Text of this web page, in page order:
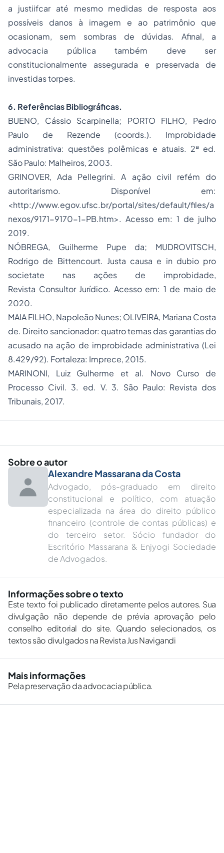
a justiifcar até mesmo medidas de resposta aos
possíveis danos à imagem e ao patrimônio que
ocasionam, sem sombras de dúvidas. Afinal, a
advocacia pública também deve ser
constitucionalmente assegurada e preservada de
investidas torpes.
6. Referências Bibliográficas.
BUENO, Cássio Scarpinella; PORTO FILHO, Pedro
Paulo de Rezende (coords.). Improbidade
administrativa: questões polêmicas e atuais. 2ª ed.
São Paulo: Malheiros, 2003.
GRINOVER, Ada Pellegrini. A ação civil refém do
autoritarismo. Disponível em:
<http://www.egov.ufsc.br/portal/sites/default/files/a
nexos/9171-9170-1-PB.htm>. Acesso em: 1 de julho
2019.
NÓBREGA, Guilherme Pupe da; MUDROVITSCH,
Rodrigo de Bittencourt. Justa causa e in dubio pro
societate nas ações de improbidade,
Revista Consultor Jurídico. Acesso em: 1 de maio de
2020.
MAIA FILHO, Napoleão Nunes; OLIVEIRA, Mariana Costa
de. Direito sancionador: quatro temas das garantias do
acusado na ação de improbidade administrativa (Lei
8.429/92). Fortaleza: Imprece, 2015.
MARINONI, Luiz Gulherme et al. Novo Curso de
Processo Civil. 3. ed. V. 3. São Paulo: Revista dos
Tribunais, 2017.
Sobre o autor
Alexandre Massarana da Costa
Advogado, pós-graduado em direito
constitucional e político, com atuação
especializada na área do direito público
financeiro (controle de contas públicas) e
do terceiro setor. Sócio fundador do
Escritório Massarana & Enjyogi Sociedade
de Advogados.
Informações sobre o texto
Este texto foi publicado diretamente pelos autores. Sua
divulgação não depende de prévia aprovação pelo
conselho editorial do site. Quando selecionados, os
textos são divulgados na Revista Jus Navigandi
Mais informações
Pela preservação da advocacia pública.